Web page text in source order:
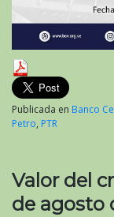
Publicada en Banco
Petro, PTR
Valor del
de agosto